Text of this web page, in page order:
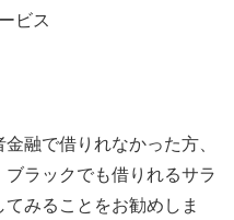
ビス
融で借りれなかった方、
ラックでも借りれるサラ
みることをお勧めしま